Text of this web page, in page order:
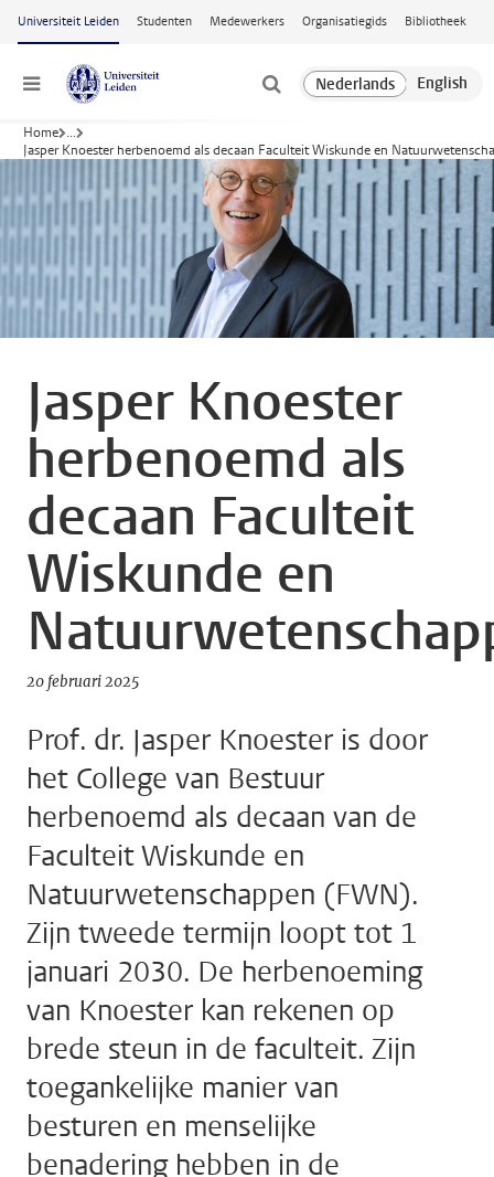
Ga naar hoofdinhoud
Universiteit Leiden Studenten Medewerkers Organisatiegids Bibliotheek
Menu
Home ...
Jasper Knoester herbenoemd als decaan Faculteit Wiskunde en
Jasper Knoester
herbenoemd als
decaan Faculteit
Wiskunde en
20 februari 2025
Prof. dr. Jasper Knoester is door
het College van Bestuur
herbenoemd als decaan van de
Faculteit Wiskunde en
Natuurwetenschappen (FWN).
Zijn tweede termijn loopt tot 1
januari 2030. De herbenoeming
van Knoester kan rekenen op
brede steun in de faculteit. Zijn
toegankelijke manier van
besturen en menselijke
benadering hebben in de